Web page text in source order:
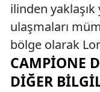
ilinden
ulaşmaları
bölge olarak
CAMPIONE
DIĞER